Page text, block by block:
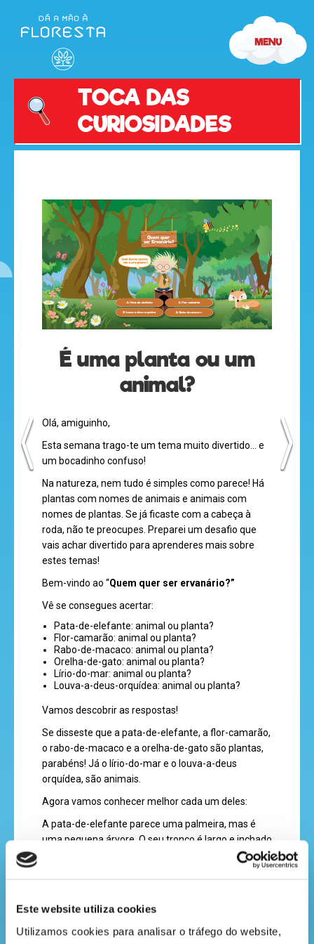
Este website utiliza cookies
Utilizamos cookies para analisar o tráfego do website,
desenhos
animados
mega
jogos
recebe
revista
do
recreio
saber
TOCA DAS
CURIOSIDADES
É uma planta ou um
animal?
Olá, amiguinho,
Esta semana trago-te um tema muito divertido… e
um bocadinho confuso!
Na natureza, nem tudo é simples como parece! Há
plantas com nomes de animais e animais com
nomes de plantas. Se já ficaste com a cabeça à
roda, não te preocupes. Preparei um desafio que
vais achar divertido para aprenderes mais sobre
estes temas!
Bem-vindo ao “Quem quer ser ervanário?”
Vê se consegues acertar:
Pata-de-elefante: animal ou planta?
Flor-camarão: animal ou planta?
Rabo-de-macaco: animal ou planta?
Orelha-de-gato: animal ou planta?
Lírio-do-mar: animal ou planta?
Louva-a-deus-orquídea: animal ou planta?
Vamos descobrir as respostas!
Se disseste que a pata-de-elefante, a flor-camarão,
o rabo-de-macaco e a orelha-de-gato são plantas,
parabéns! Já o lírio-do-mar e o louva-a-deus
orquídea, são animais.
Agora vamos conhecer melhor cada um deles:
A pata-de-elefante parece uma palmeira, mas é
uma pequena árvore. O seu tronco é largo e inchado
na base, fazendo lembrar a pata de um elefante.
vermelhos. Apesar da aparência, é mesmo uma